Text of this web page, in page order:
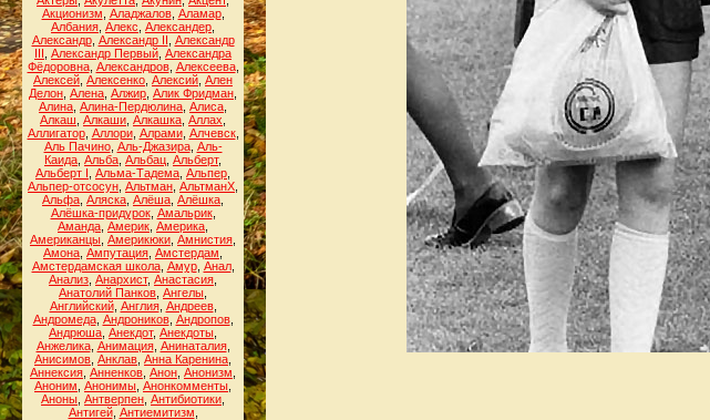
Акционизм Аладжалов, Аламар,
Албания Алекс Александер
Александр, Александр II Александр
III Александр Первый Александра
Фёдоровна, Александров, Алексеева,
Алексей Алексенко Алексий Ален
Делон Алена Алжир Алик Фридман
Алина Алина-Пердюлина Алиса
Алкаш Алкаши Алкашка Аллах
Аллигатор, Аллори, Алрами, Алчевск,
Аль Пачино, Аль-Джазира, Аль-
Каида Альба Альбац Альберт,
Альберт I Альма-Тадема Альпер
Альпер-отсосун Альтман АльтманХ
Альфа Аляска Алёша Алёшка
Алёшка-придурок, Амальрик,
Аманда Америк Америка
Американцы Америкюки Амнистия
Амона Ампутация Амстердам
Амстердамская школа, Амур, Анал,
Анализ Анархист, Анастасия
Анатолий Панков Ангелы
Английский, Англия, Андреев,
Андромеда, Андроников, Андропов,
Андрюша Анекдот, Анекдоты
Анжелика, Анимация, Анинаталия,
Анисимов Анклав Анна Каренина
Аннексия Анненков Анон Анонизм
Аноним Анонимы Анонкомменты
Аноны Антверпен Антибиотики
Антигей, Антиемитизм